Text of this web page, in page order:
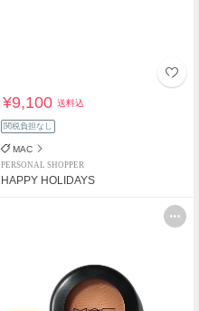
¥9,100送料込
関税負担なし
MAC
PERSONAL SHOPPER
HAPPY HOLIDAYS